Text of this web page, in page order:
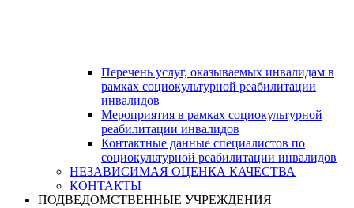
Перечень услуг, оказываемых инвалидам в
рамках социокультурной реабилитации
инвалидов
Мероприятия в рамках социокультурной
реабилитации инвалидов
Контактные данные специалистов по
социокультурной реабилитации инвалидов
НЕЗАВИСИМАЯ ОЦЕНКА КАЧЕСТВА
КОНТАКТЫ
ПОДВЕДОМСТВЕННЫЕ УЧРЕЖДЕНИЯ